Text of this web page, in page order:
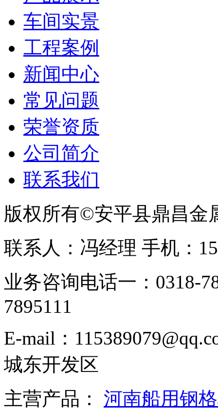
车间实景
工程案例
新闻中心
常见问题
荣誉资质
公司简介
联系我们
版权所有©安平县鼎昌金
联系人：冯经理 手机：
业务咨询电话一：0318-
7895111
E-mail：
城东开发区
主营产品： 河南船用钢